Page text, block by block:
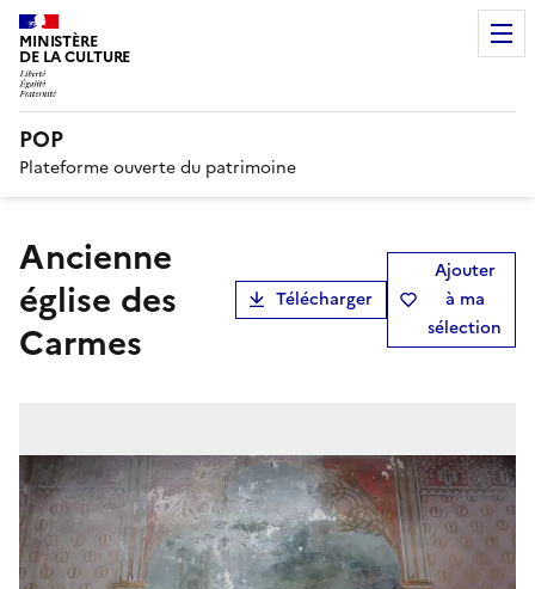
MINISTÈRE
DE LA CULTURE
POP
Plateforme ouverte du patrimoine
ancienne
église des
Carmes
Télécharger
Ajouter
à ma
sélection